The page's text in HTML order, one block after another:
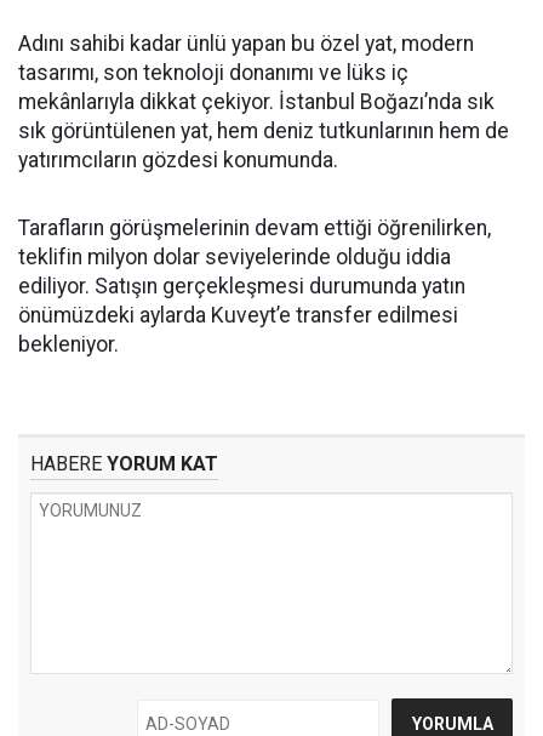
Adını sahibi kadar ünlü yapan bu özel yat, modern
tasarımı, son teknoloji donanımı ve lüks iç
mekânlarıyla dikkat çekiyor. İstanbul Boğazı’nda sık
sık görüntülenen yat, hem deniz tutkunlarının hem de
yatırımcıların gözdesi konumunda.
Tarafların görüşmelerinin devam ettiği öğrenilirken,
teklifin milyon dolar seviyelerinde olduğu iddia
ediliyor. Satışın gerçekleşmesi durumunda yatın
önümüzdeki aylarda Kuveyt’e transfer edilmesi
bekleniyor.
HABERE YORUM KAT